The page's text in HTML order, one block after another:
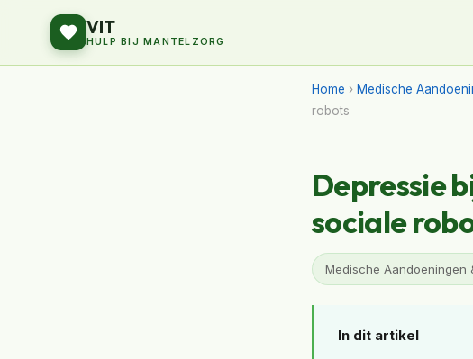
VIT
HULP BIJ MANTELZORG
Home › Medische
robots
Depressie
sociale
Medische Aandoeningen
In dit artikel